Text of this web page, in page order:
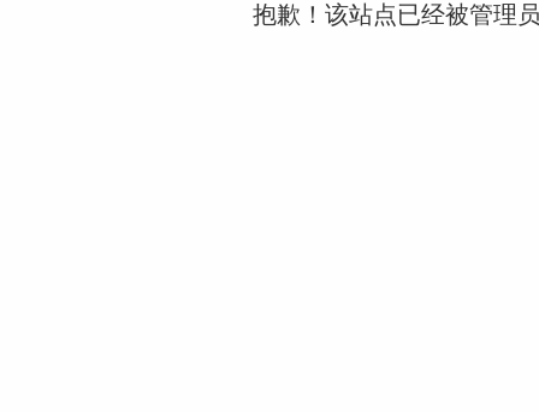
抱歉！该站点已经被管理